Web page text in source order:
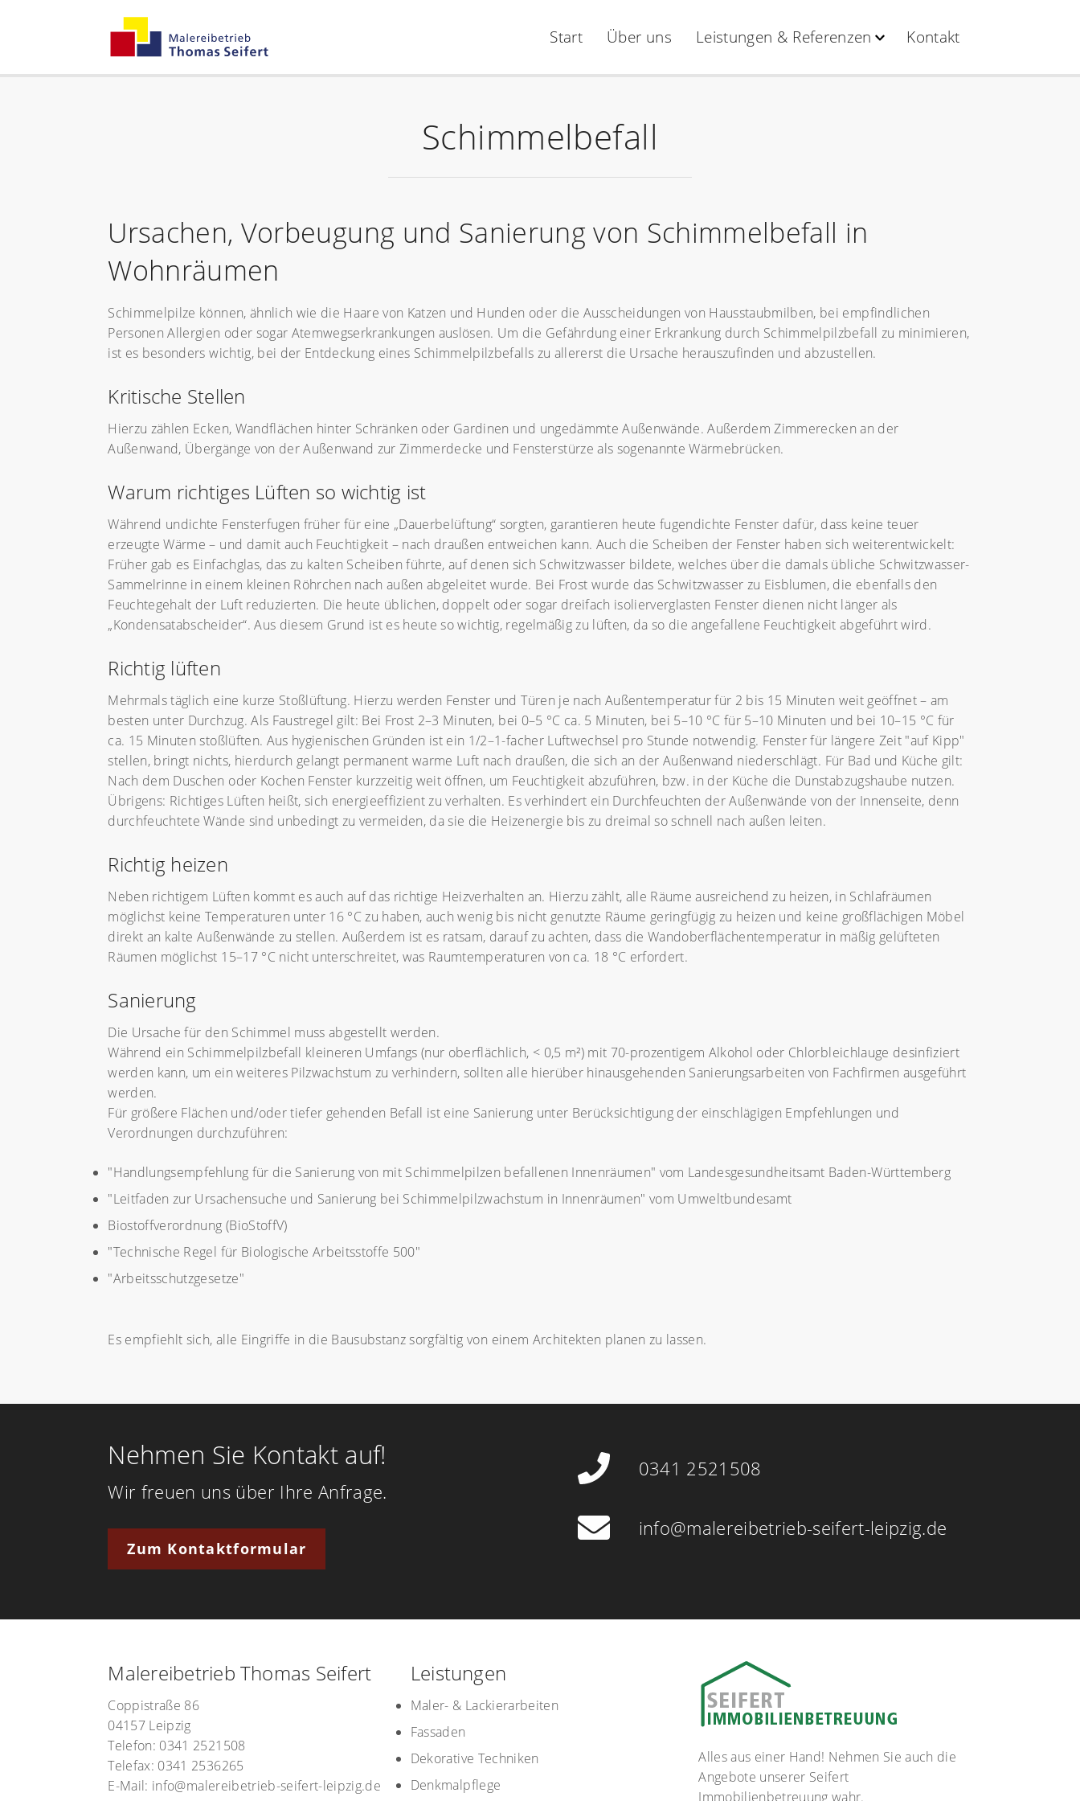
Start Über uns Leistungen & Referenzen Kontakt
Schimmelbefall
Ursachen, Vorbeugung und Sanierung von Schimmelbefall in
Wohnräumen
Schimmelpilze können, ähnlich wie die Haare von Katzen und Hunden oder die Ausscheidungen von Hausstaubmilben, bei empfindlichen
Personen Allergien oder sogar Atemwegserkrankungen auslösen. Um die Gefährdung einer Erkrankung durch Schimmelpilzbefall zu minimieren,
ist es besonders wichtig, bei der Entdeckung eines Schimmelpilzbefalls zu allererst die Ursache herauszufinden und abzustellen.
Kritische Stellen
Hierzu zählen Ecken, Wandflächen hinter Schränken oder Gardinen und ungedämmte Außenwände. Außerdem Zimmerecken an der
Außenwand, Übergänge von der Außenwand zur Zimmerdecke und Fensterstürze als sogenannte Wärmebrücken.
Warum richtiges Lüften so wichtig ist
Während undichte Fensterfugen früher für eine „Dauerbelüftung“ sorgten, garantieren heute fugendichte Fenster dafür, dass keine teuer
erzeugte Wärme – und damit auch Feuchtigkeit – nach draußen entweichen kann. Auch die Scheiben der Fenster haben sich weiterentwickelt:
Früher gab es Einfachglas, das zu kalten Scheiben führte, auf denen sich Schwitzwasser bildete, welches über die damals übliche Schwitzwasser-
Sammelrinne in einem kleinen Röhrchen nach außen abgeleitet wurde. Bei Frost wurde das Schwitzwasser zu Eisblumen, die ebenfalls den
Feuchtegehalt der Luft reduzierten. Die heute üblichen, doppelt oder sogar dreifach isolierverglasten Fenster dienen nicht länger als
„Kondensatabscheider“. Aus diesem Grund ist es heute so wichtig, regelmäßig zu lüften, da so die angefallene Feuchtigkeit abgeführt wird.
Richtig lüften
Mehrmals täglich eine kurze Stoßlüftung. Hierzu werden Fenster und Türen je nach Außentemperatur für 2 bis 15 Minuten weit geöffnet – am
besten unter Durchzug. Als Faustregel gilt: Bei Frost 2–3 Minuten, bei 0–5 °C ca. 5 Minuten, bei 5–10 °C für 5–10 Minuten und bei 10–15 °C für
ca. 15 Minuten stoßlüften. Aus hygienischen Gründen ist ein 1/2–1-facher Luftwechsel pro Stunde notwendig. Fenster für längere Zeit "auf Kipp"
stellen, bringt nichts, hierdurch gelangt permanent warme Luft nach draußen, die sich an der Außenwand niederschlägt. Für Bad und Küche gilt:
Nach dem Duschen oder Kochen Fenster kurzzeitig weit öffnen, um Feuchtigkeit abzuführen, bzw. in der Küche die Dunstabzugshaube nutzen.
Übrigens: Richtiges Lüften heißt, sich energieeffizient zu verhalten. Es verhindert ein Durchfeuchten der Außenwände von der Innenseite, denn
durchfeuchtete Wände sind unbedingt zu vermeiden, da sie die Heizenergie bis zu dreimal so schnell nach außen leiten.
Richtig heizen
Neben richtigem Lüften kommt es auch auf das richtige Heizverhalten an. Hierzu zählt, alle Räume ausreichend zu heizen, in Schlafräumen
möglichst keine Temperaturen unter 16 °C zu haben, auch wenig bis nicht genutzte Räume geringfügig zu heizen und keine großflächigen Möbel
direkt an kalte Außenwände zu stellen. Außerdem ist es ratsam, darauf zu achten, dass die Wandoberflächentemperatur in mäßig gelüfteten
Räumen möglichst 15–17 °C nicht unterschreitet, was Raumtemperaturen von ca. 18 °C erfordert.
Sanierung
Die Ursache für den Schimmel muss abgestellt werden.
Während ein Schimmelpilzbefall kleineren Umfangs (nur oberflächlich, < 0,5 m²) mit 70-prozentigem Alkohol oder Chlorbleichlauge desinfiziert
werden kann, um ein weiteres Pilzwachstum zu verhindern, sollten alle hierüber hinausgehenden Sanierungsarbeiten von Fachfirmen ausgeführt
werden.
Für größere Flächen und/oder tiefer gehenden Befall ist eine Sanierung unter Berücksichtigung der einschlägigen Empfehlungen und
Verordnungen durchzuführen:
"Handlungsempfehlung für die Sanierung von mit Schimmelpilzen befallenen Innenräumen" vom Landesgesundheitsamt Baden-Württemberg
"Leitfaden zur Ursachensuche und Sanierung bei Schimmelpilzwachstum in Innenräumen" vom Umweltbundesamt
Biostoffverordnung (BioStoffV)
"Technische Regel für Biologische Arbeitsstoffe 500"
"Arbeitsschutzgesetze"
Es empfiehlt sich, alle Eingriffe in die Bausubstanz sorgfältig von einem Architekten planen zu lassen.
Nehmen Sie Kontakt auf!
Wir freuen uns über Ihre Anfrage.
Zum Kontaktformular
0341 2521508
info@malereibetrieb-seifert-leipzig.de
Malereibetrieb Thomas Seifert
Coppistraße 86
04157 Leipzig
Telefon: 0341 2521508
Telefax: 0341 2536265
E-Mail: info@malereibetrieb-seifert-leipzig.de
Leistungen
Maler- & Lackierarbeiten
Fassaden
Dekorative Techniken
Denkmalpflege
Alles aus einer Hand! Nehmen Sie auch die
Angebote unserer Seifert
Immobilienbetreuung wahr.